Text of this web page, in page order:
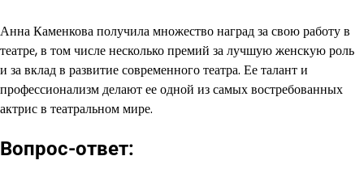
Анна Каменкова получила множество наград за свою работу в
театре, в том числе несколько премий за лучшую женскую роль
и за вклад в развитие современного театра. Ее талант и
профессионализм делают ее одной из самых востребованных
актрис в театральном мире.
Вопрос-ответ: